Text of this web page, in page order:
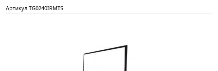
Артикул TG0240IRMTS